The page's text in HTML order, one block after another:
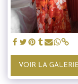
VOIR LA